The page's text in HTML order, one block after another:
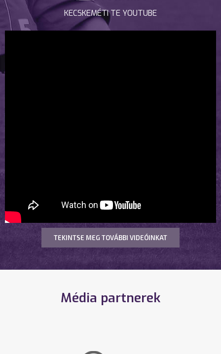
KECSKEMÉTI TE YOUTUBE
TEKINTSE MEG TOVÁBBI VIDEÓINKAT
Média partnerek